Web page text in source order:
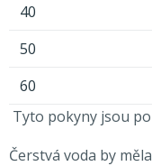
40
50
60
Tyto pokyny jsou
Čerstvá voda by